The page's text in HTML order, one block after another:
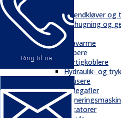
Ring til os
Skovbrug
Brændkløver og
Flishugning og
Tilbehør
Gravarme
Gribere
Hurtigkoblere
Hydraulik- og
Knusere
Pallegafler
Rotatorer